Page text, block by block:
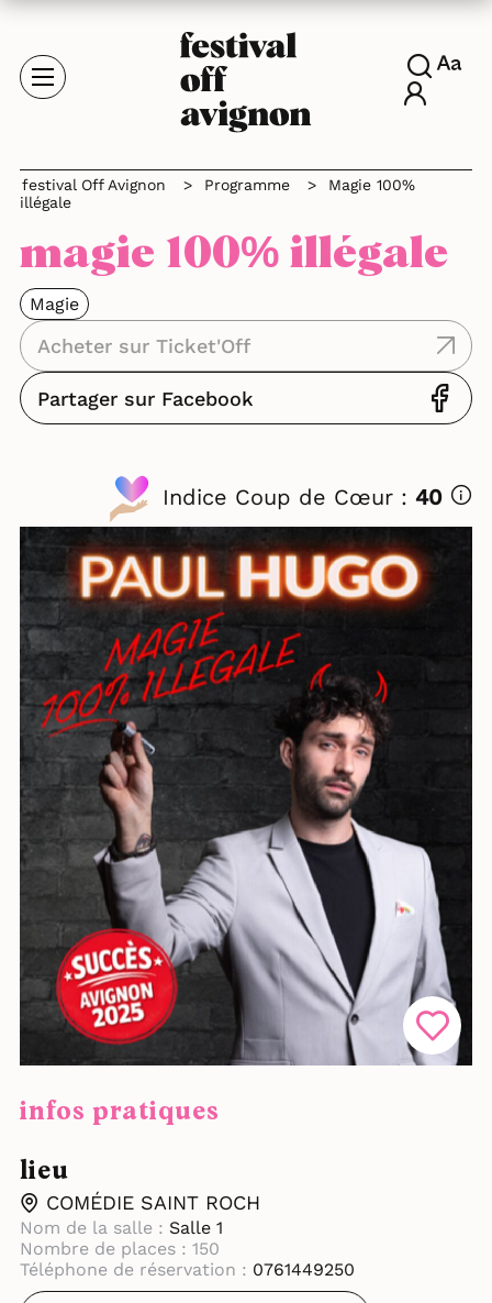
festival Off Avignon > Programme >
Magie 100%
illégale
magie 100% illégale
Magie
Acheter sur Ticket'Off
Partager sur Facebook
Indice Coup de Cœur : 40
infos pratiques
lieu
COMÉDIE SAINT ROCH
Nom de la salle : Salle 1
Nombre de places : 150
Téléphone de réservation : 0761449250